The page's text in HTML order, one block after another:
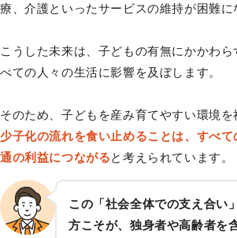
療、介護といったサービスの維持が困難に
こうした未来は、子どもの有無にかかわ
べての人々の生活に影響を及ぼします。
そのため、子どもを産み育てやすい環境を
少子化の流れを食い止めることは、すべ
通の利益につながると考えられています。
この「社会全体での支え合い
方こそが、独身者や高齢者を